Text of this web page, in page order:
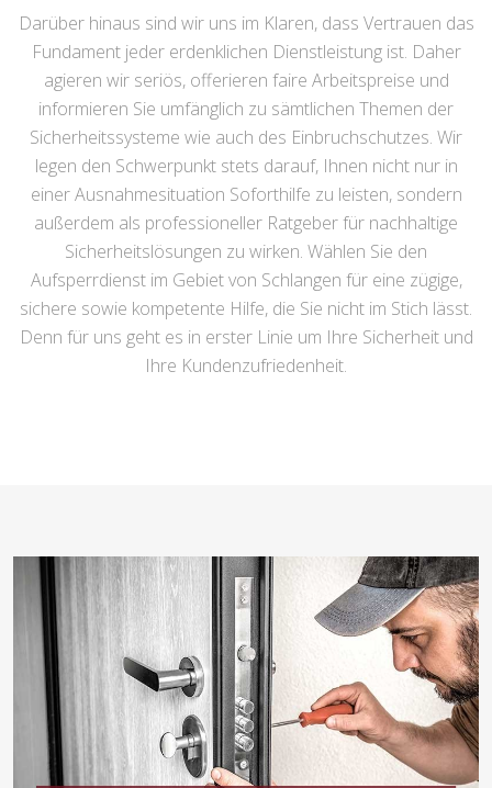
Darüber hinaus sind wir uns im Klaren, dass Vertrauen das
Fundament jeder erdenklichen Dienstleistung ist. Daher
agieren wir seriös, offerieren faire Arbeitspreise und
informieren Sie umfänglich zu sämtlichen Themen der
Sicherheitssysteme wie auch des Einbruchschutzes. Wir
legen den Schwerpunkt stets darauf, Ihnen nicht nur in
einer Ausnahmesituation Soforthilfe zu leisten, sondern
außerdem als professioneller Ratgeber für nachhaltige
Sicherheitslösungen zu wirken. Wählen Sie den
Aufsperrdienst im Gebiet von Schlangen für eine zügige,
sichere sowie kompetente Hilfe, die Sie nicht im Stich lässt.
Denn für uns geht es in erster Linie um Ihre Sicherheit und
Ihre Kundenzufriedenheit.